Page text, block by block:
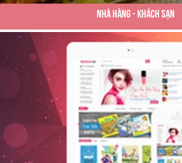
Nhà Hàng - Khách Sạn